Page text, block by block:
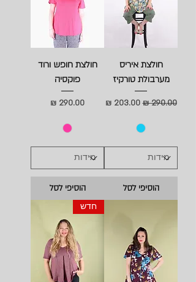
חולצת איריס
מערבולת טורקיז
מחיר רגיל‏290.00 ‏₪ מחיר מבצע‏203.00 ‏₪
הוסיפי לסל
חולצת חופש ורוד
פוקסיה
מחיר
הוסיפי לסל
חדש